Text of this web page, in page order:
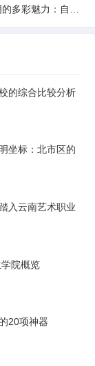
的综合比较分析
坐标：北市区的
入云南艺术职业
院概览
20项神器